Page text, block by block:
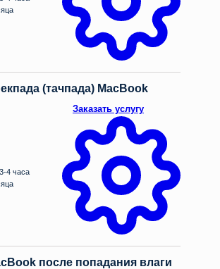
(тачпада) MacBook
4 часа
Заказать услугу
после попадания влаги